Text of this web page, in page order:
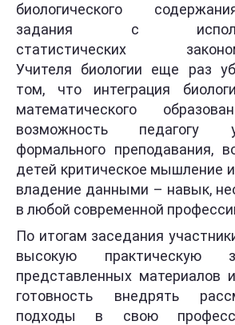
биологического
задания с
статистических
Учителя биологии еще раз
том, что интеграция
математического
возможность
формального преподавания,
детей критическое мышление
владение данными – навык,
в любой современной
По итогам заседания
высокую практическую
представленных материалов
готовность внедрять
подходы в свою